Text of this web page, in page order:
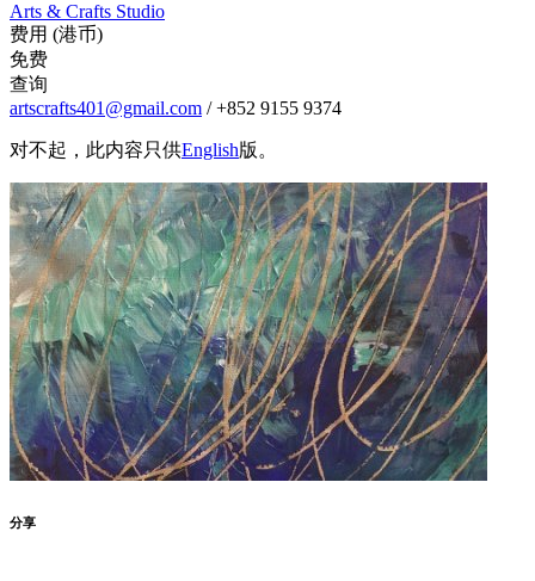
Arts & Crafts Studio
费用 (港币)
免费
查询
artscrafts401@gmail.com / +852 9155 9374
对不起，此内容只供English版。
分享